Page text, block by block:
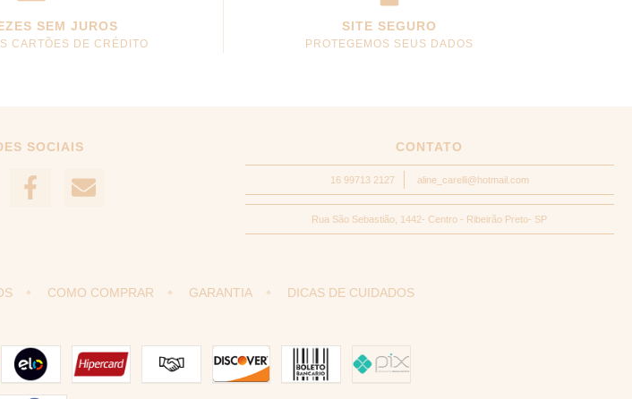
SEM JUROS
CARTÕES DE CRÉDITO
SITE SEGURO
PROTEGEMOS SEUS DADOS
SOCIAIS CONTATO
16 99713 2127 aline_carelli@hotmail.com
Rua São Sebastião, 1442- Centro - Ribeirão Preto- SP
COMO COMPRAR GARANTIA DICAS DE CUIDADOS